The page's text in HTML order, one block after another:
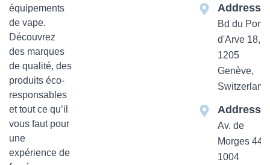
équipements
de vape.
Découvrez
des marques
de qualité, des
produits éco-
responsables
et tout ce qu’il
vous faut pour
une
expérience de
Addresse
Bd du Pont-
d'Arve 18,
1205
Genève,
Switzerland
Addresse
Av. de
Morges 44
1004